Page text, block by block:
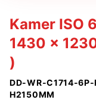
Kamer ISO
1430 x
)
DD-WR-C1714-
H2150MM